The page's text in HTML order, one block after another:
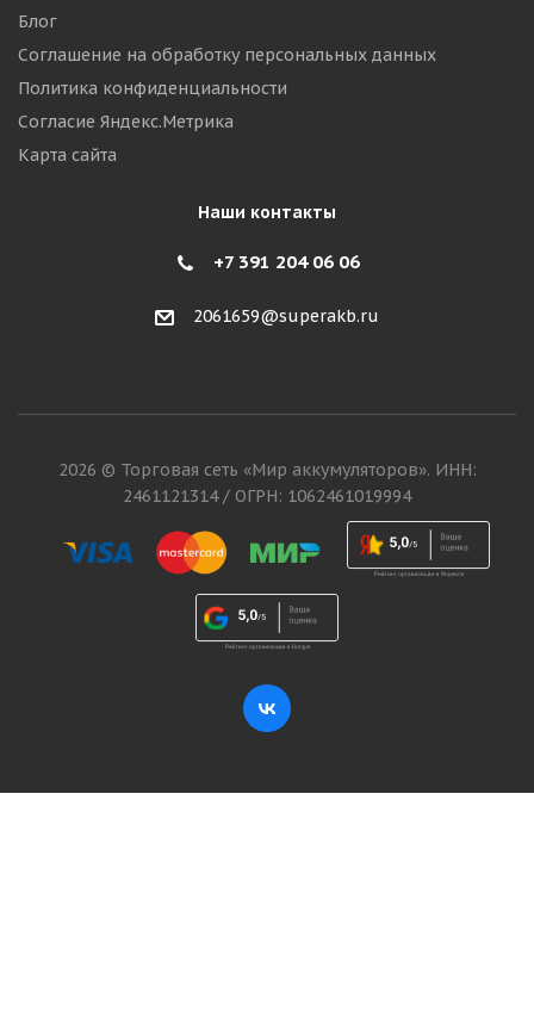
Блог
Соглашение на обработку персональных данных
Политика конфиденциальности
Согласие Яндекс.Метрика
Карта сайта
Наши контакты
+7 391 204 06 06
2061659@superakb.ru
2026 © Торговая сеть «Мир аккумуляторов». ИНН:
2461121314 / ОГРН: 1062461019994